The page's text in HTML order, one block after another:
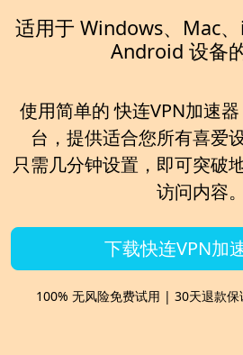
适用于 Windows、Mac
Android 设备
使用简单的 快连VPN加速
台，提供适合您所有喜爱
只需几分钟设置，即可突破
访问内容。
下载快连VPN加
100% 无风险免费试用 | 30天退款